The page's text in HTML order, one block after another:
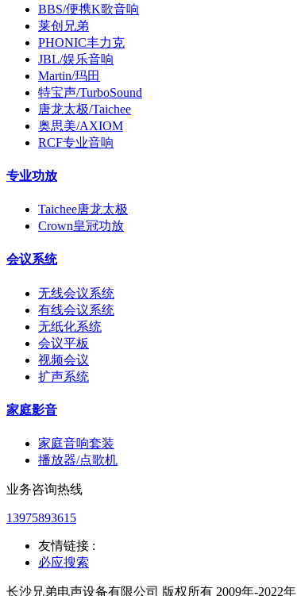
BBS/便携K歌音响
莱创兄弟
PHONIC丰力克
JBL/娱乐音响
Martin/玛田
特宝声/TurboSound
唐龙太极/Taichee
奥思美/AXIOM
RCF专业音响
专业功放
Taichee唐龙太极
Crown皇冠功放
会议系统
无线会议系统
有线会议系统
无纸化系统
会议平板
视频会议
扩声系统
家庭影音
家庭音响套装
播放器/点歌机
业务咨询热线
13975893615
友情链接 :
必应搜索
长沙兄弟电声设备有限公司 版权所有 2009年-2022年